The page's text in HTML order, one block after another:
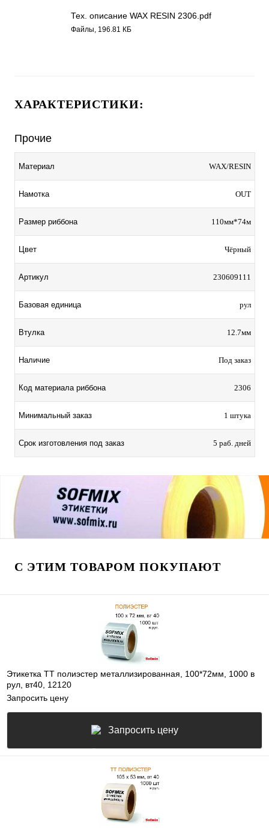
Тех. описание WAX RESIN 2306.pdf
Файлы, 196.81 КБ
ХАРАКТЕРИСТИКИ:
Прочие
Материал WAX/RESIN
Намотка OUT
Размер риббона 110мм*74м
Цвет Чёрный
Артикул 230609111
Базовая единица рул
Втулка 12.7мм
Наличие Под заказ
Код материала риббона 2306
Минимальный заказ 1 штука
Срок изготовления под заказ 5 раб. дней
С ЭТИМ ТОВАРОМ ПОКУПАЮТ
Этикетка ТТ полиэстер металлизированная, 100*72мм, 1000 в
рул, вт40, 12120
Запросить цену
Запросить цену